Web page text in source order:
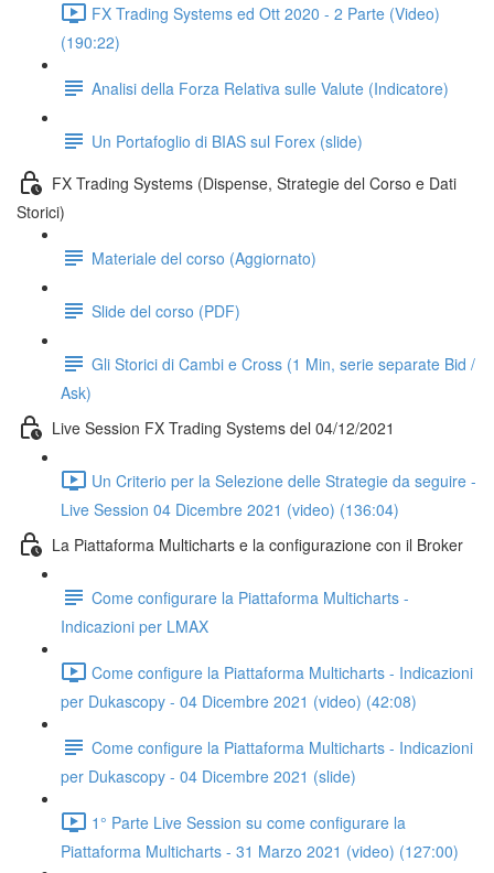
FX Trading Systems ed Ott 2020 - 2 Parte (Video)
(190:22)
Analisi della Forza Relativa sulle Valute (Indicatore)
Un Portafoglio di BIAS sul Forex (slide)
FX Trading Systems (Dispense, Strategie del Corso e Dati
Storici)
Materiale del corso (Aggiornato)
Slide del corso (PDF)
Gli Storici di Cambi e Cross (1 Min, serie separate Bid /
Ask)
Live Session FX Trading Systems del 04/12/2021
Un Criterio per la Selezione delle Strategie da seguire -
Live Session 04 Dicembre 2021 (video) (136:04)
La Piattaforma Multicharts e la configurazione con il Broker
Come configurare la Piattaforma Multicharts -
Indicazioni per LMAX
Come configure la Piattaforma Multicharts - Indicazioni
per Dukascopy - 04 Dicembre 2021 (video) (42:08)
Come configure la Piattaforma Multicharts - Indicazioni
per Dukascopy - 04 Dicembre 2021 (slide)
1° Parte Live Session su come configurare la
Piattaforma Multicharts - 31 Marzo 2021 (video) (127:00)